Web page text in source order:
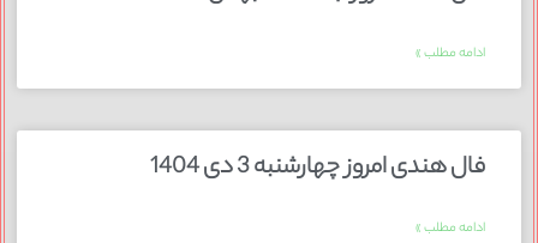
ادامه مطلب »
فال هندی امروز چهارشنبه 3 دی 1404
ادامه مطلب »